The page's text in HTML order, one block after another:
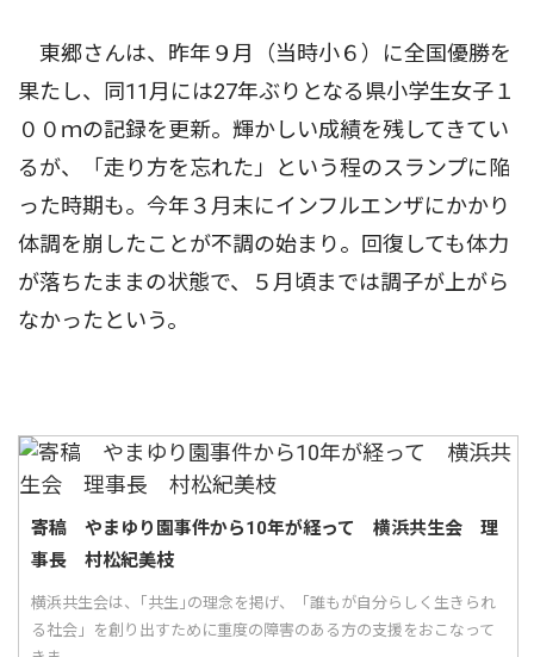
東郷さんは、昨年９月（当時小６）に全国優勝を
果たし、同11月には27年ぶりとなる県小学生女子１
００ｍの記録を更新。輝かしい成績を残してきてい
るが、「走り方を忘れた」という程のスランプに陥
った時期も。今年３月末にインフルエンザにかかり
体調を崩したことが不調の始まり。回復しても体力
が落ちたままの状態で、５月頃までは調子が上がら
なかったという。
寄稿 やまゆり園事件から10年が経って 横浜共生会 理
事長 村松紀美枝
横浜共生会は、｢共生｣の理念を掲げ、「誰もが自分らしく生きられ
る社会」を創り出すために重度の障害のある方の支援をおこなって